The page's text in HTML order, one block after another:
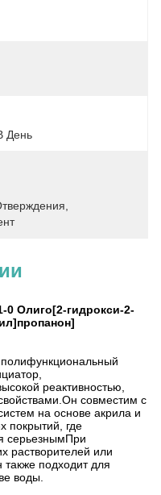
День
0 Олиго[2-гидрокси-2-
реактивностью,
совместим с
на основе акрила и
покрытий, где
серьезнымПри
растворителей или
также подходит для
воды.